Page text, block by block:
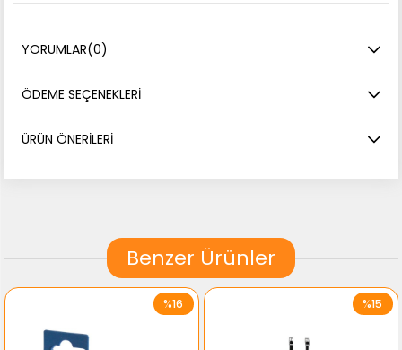
YORUMLAR(0)
ÖDEME SEÇENEKLERI
ÜRÜN ÖNERILERI
Benzer Ürünler
%16 %15